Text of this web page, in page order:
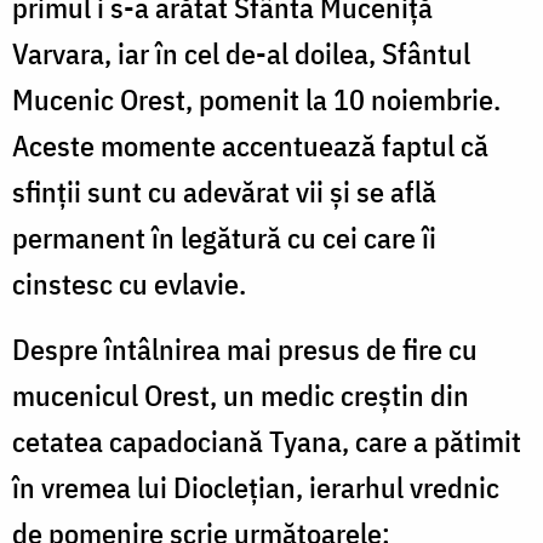
Varvara, iar în cel de-al doilea, Sfântul
Mucenic Orest, pomenit la 10 noiembrie.
Aceste momente accentuează faptul că
sfinții sunt cu adevărat vii și se află
permanent în legătură cu cei care îi
cinstesc cu evlavie.
Despre întâlnirea mai presus de fire cu
mucenicul Orest, un medic creștin din
cetatea capadociană Tyana, care a pătimit
în vremea lui Dioclețian, ierarhul vrednic
de pomenire scrie următoarele: